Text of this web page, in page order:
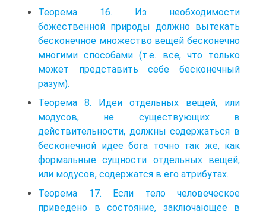
Теорема 16. Из необходимости
божественной природы должно вытекать
бесконечное множество вещей бесконечно
многими способами (т.е. все, что только
может представить себе бесконечный
разум).
Теорема 8. Идеи отдельных вещей, или
модусов, не существующих в
действительности, должны содержаться в
бесконечной идее бога точно так же, как
формальные сущности отдельных вещей,
или модусов, содержатся в его атрибутах.
Теорема 17. Если тело человеческое
приведено в состояние, заключающее в